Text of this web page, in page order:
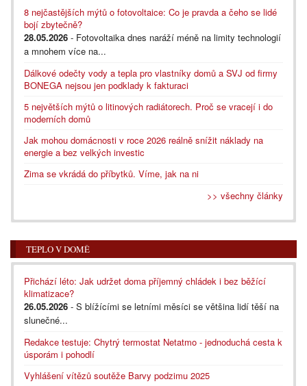
8 nejčastějších mýtů o fotovoltaice: Co je pravda a čeho se lidé
bojí zbytečně?
28.05.2026 - Fotovoltaika dnes naráží méně na limity technologií
a mnohem více na...
Dálkové odečty vody a tepla pro vlastníky domů a SVJ od firmy
BONEGA nejsou jen podklady k fakturaci
5 největších mýtů o litinových radiátorech. Proč se vracejí i do
moderních domů
Jak mohou domácnosti v roce 2026 reálně snížit náklady na
energie a bez velkých investic
Zima se vkrádá do příbytků. Víme, jak na ni
>> všechny články
TEPLO V DOMĚ
Přichází léto: Jak udržet doma příjemný chládek i bez běžící
klimatizace?
26.05.2026 - S blížícími se letními měsíci se většina lidí těší na
slunečné...
Redakce testuje: Chytrý termostat Netatmo - jednoduchá cesta k
úsporám i pohodlí
Vyhlášení vítězů soutěže Barvy podzimu 2025